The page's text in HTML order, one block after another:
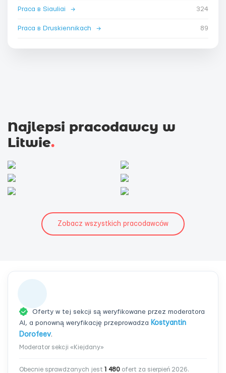
Praca в Siauliai → 324
Praca в Druskiennikach → 89
Najlepsi pracodawcy w
Litwie.
Zobacz wszystkich pracodawców
Oferty w tej sekcji są weryfikowane przez moderatora
AI, a ponowną weryfikację przeprowadza Kostyantin
Dorofeev.
Moderator sekcji «Kiejdany»
Obecnie sprawdzanych jest 1 480 ofert za sierpień 2026.